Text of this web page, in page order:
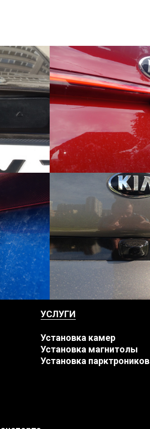
УСЛУГИ
Установка камер
Установка магнитолы
Установка парктроников